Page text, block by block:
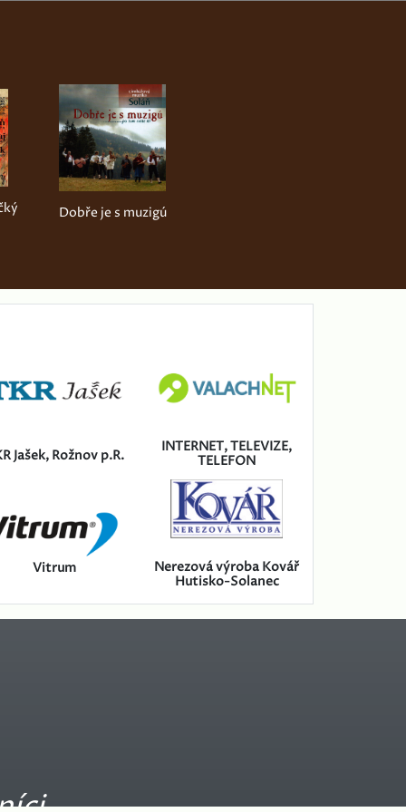
Dobře je s muzigú
Jašek, Rožnov p.R.
INTERNET, TELEVIZE,
TELEFON
Vitrum
Nerezová výroba Kovář
Hutisko-Solanec